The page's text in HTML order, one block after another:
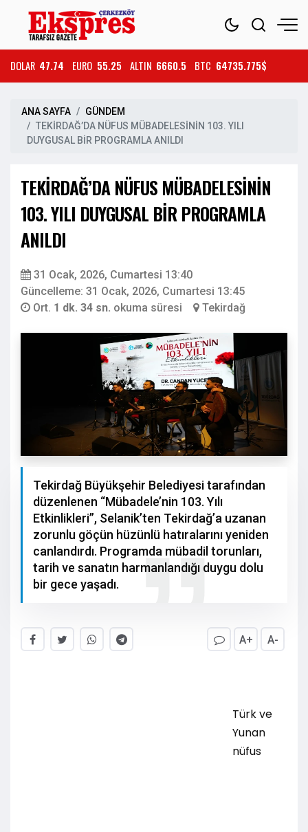
DOLAR 47.74 EURO 55.25 ALTIN 6660.5 BTC 64735.775$
ANA SAYFA
GÜNDEM
TEKİRDAĞ’DA NÜFUS MÜBADELESİNİN 103. YILI
DUYGUSAL BİR PROGRAMLA ANILDI
TEKİRDAĞ’DA NÜFUS MÜBADELESİNİN
103. YILI DUYGUSAL BİR PROGRAMLA
ANILDI
31 Ocak, 2026, Cumartesi 13:40
Güncelleme: 31 Ocak, 2026, Cumartesi 13:45
Ort. 1 dk. 34 sn. okuma süresi Tekirdağ
Tekirdağ Büyükşehir Belediyesi tarafından
düzenlenen “Mübadele’nin 103. Yılı
Etkinlikleri”, Selanik’ten Tekirdağ’a uzanan
zorunlu göçün hüzünlü hatıralarını yeniden
canlandırdı. Programda mübadil torunları,
tarih ve sanatın harmanlandığı duygu dolu
bir gece yaşadı.
A+ A-
Türk ve
Yunan
nüfus